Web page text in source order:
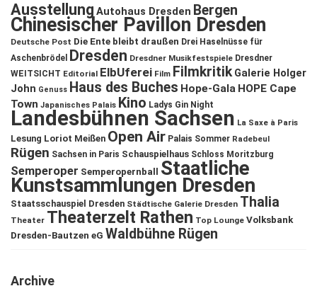
Ausstellung Autohaus Dresden Bergen
Chinesischer Pavillon Dresden
Deutsche Post Die Ente bleibt draußen Drei Haselnüsse für
Aschenbrödel
Dresden Dresdner Musikfestspiele Dresdner
WEITSICHT Editorial ElbUferei Film Filmkritik Galerie Holger
John Genuss Haus des Buches Hope-Gala HOPE Cape
Town Japanisches Palais Kino Ladys Gin Night
Landesbühnen Sachsen La Saxe à Paris
Lesung Loriot Meißen Open Air Palais Sommer Radebeul
Rügen Sachsen in Paris Schauspielhaus Schloss Moritzburg
Semperoper Semperopernball Staatliche
Kunstsammlungen Dresden
Staatsschauspiel Dresden Städtische Galerie Dresden Thalia
Theater Theaterzelt Rathen Top Lounge Volksbank
Dresden-Bautzen eG Waldbühne Rügen
Archive